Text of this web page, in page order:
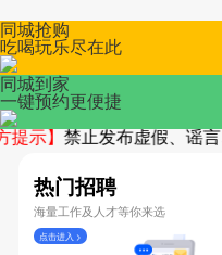
同城抢购
吃喝玩乐尽在此
同城到家
一键预约更便捷
示】禁止发布虚假、谣言
热门招聘
海量工作及人才等你来选
点击进入 >